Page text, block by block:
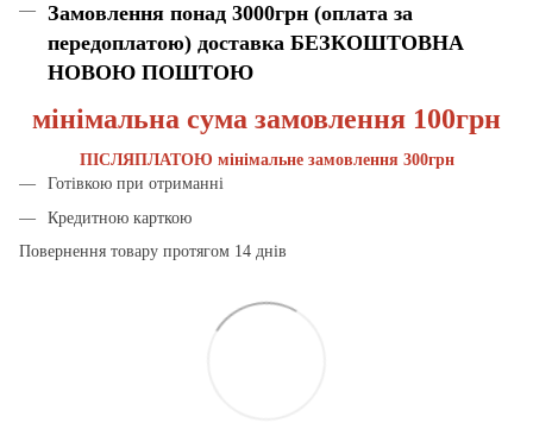
Замовлення понад 3000грн (оплата за
передоплатою) доставка БЕЗКОШТОВНА
НОВОЮ ПОШТОЮ
мінімальна сума замовлення 100грн
ПІСЛЯПЛАТОЮ мінімальне замовлення 300грн
Готівкою при отриманні
Кредитною карткою
Повернення товару протягом 14 днів